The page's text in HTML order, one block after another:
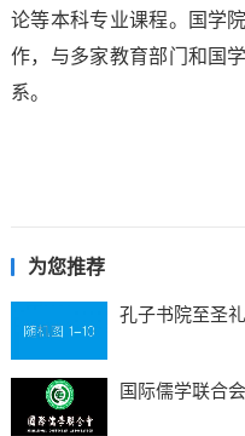
论等本科专业课程。国学
作，与多家教育部门和国
系。
为您推荐
孔子书院至圣
国际儒学联合会